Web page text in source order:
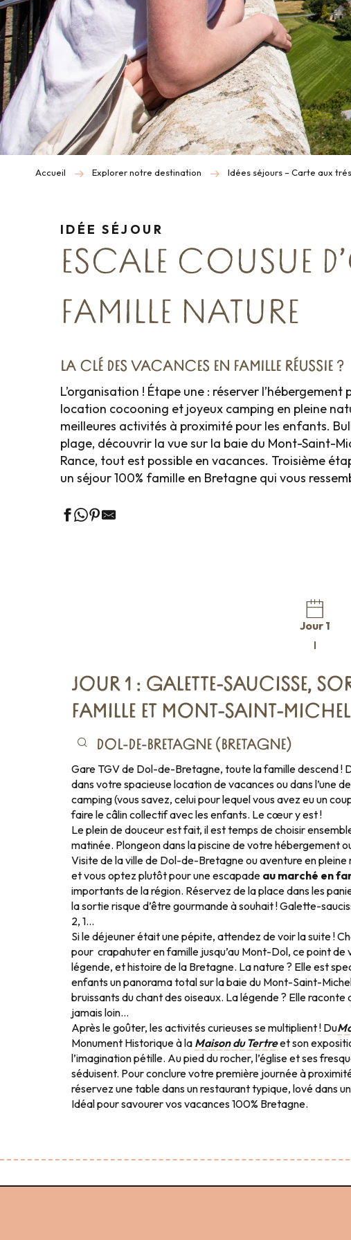
Accueil Explorer notre destination Idées séjours – Carte aux
IDÉE SÉJOUR
ESCALE COUSUE
FAMILLE NATURE
LA CLÉ DES VACANCES EN FAMILLE RÉUSSIE ?
L’organisation ! Étape une : réserver
location cocooning et joyeux camping en pleine
meilleures activités à proximité pour les enfants.
plage, découvrir la vue sur la baie du Mont-Saint-
Rance, tout est possible en vacances. Troisième
un séjour 100% famille en Bretagne qui vous
Jour 1
JOUR 1 : GALETTE-SAUCISSE,
FAMILLE ET MONT-SAINT-MICHEL
DOL-DE-BRETAGNE (BRETAGNE)
Gare TGV de Dol-de-Bretagne, toute la famille descend !
dans votre spacieuse location de vacances ou dans l’une
camping (vous savez, celui pour lequel vous avez eu un
faire le câlin collectif avec les enfants. Le cœur y est !
Le plein de douceur est fait, il est temps de choisir
matinée. Plongeon dans la piscine de votre hébergement
Visite de la ville de Dol-de-Bretagne ou aventure en pleine
et vous optez plutôt pour une escapade au marché en
importants de la région. Réservez de la place dans les
la sortie risque d’être gourmande à souhait ! Galette-
2, 1…
Si le déjeuner était une pépite, attendez de voir la suite !
pour crapahuter en famille jusqu’au Mont-Dol, ce point de
légende, et histoire de la Bretagne. La nature ? Elle est
enfants un panorama total sur la baie du Mont-Saint-
bruissants du chant des oiseaux. La légende ? Elle raconte
jamais loin…
Après le goûter, les activités curieuses se multiplient ! Du
Monument Historique à la Maison du Tertreet son
l’imagination pétille. Au pied du rocher, l’église et ses
séduisent. Pour conclure votre première journée à
réservez une table dans un restaurant typique, lové dans
Idéal pour savourer vos vacances 100% Bretagne.